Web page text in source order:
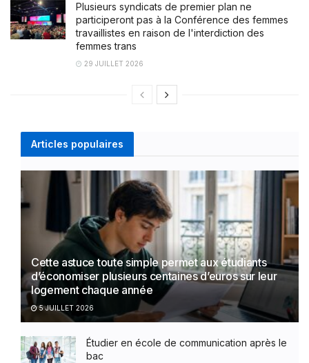
Plusieurs syndicats de premier plan ne
participeront pas à la Conférence des femmes
travaillistes en raison de l'interdiction des
femmes trans
29 JUILLET 2026
Articles populaires
Cette astuce toute simple permet aux étudiants
d’économiser plusieurs centaines d’euros sur leur
logement chaque année
5 JUILLET 2026
Étudier en école de communication après le
bac